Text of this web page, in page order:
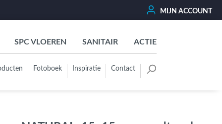
MIJN ACCOUNT
SPC VLOEREN SANITAIR ACTIE
Fotoboek Inspiratie Contact